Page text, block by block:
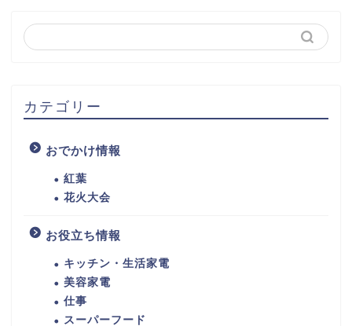
カテゴリー
おでかけ情報
紅葉
花火大会
お役立ち情報
キッチン・生活家電
美容家電
仕事
スーパーフード